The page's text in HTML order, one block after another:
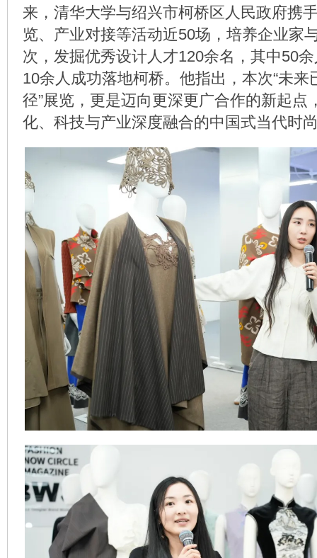
来，清华大学与绍兴市柯桥区人民政府携
览、产业对接等活动近50场，培养企业家
次，发掘优秀设计人才120余名，其中50余
10余人成功落地柯桥。他指出，本次“未来
径”展览，更是迈向更深更广合作的新起点
化、科技与产业深度融合的中国式当代时